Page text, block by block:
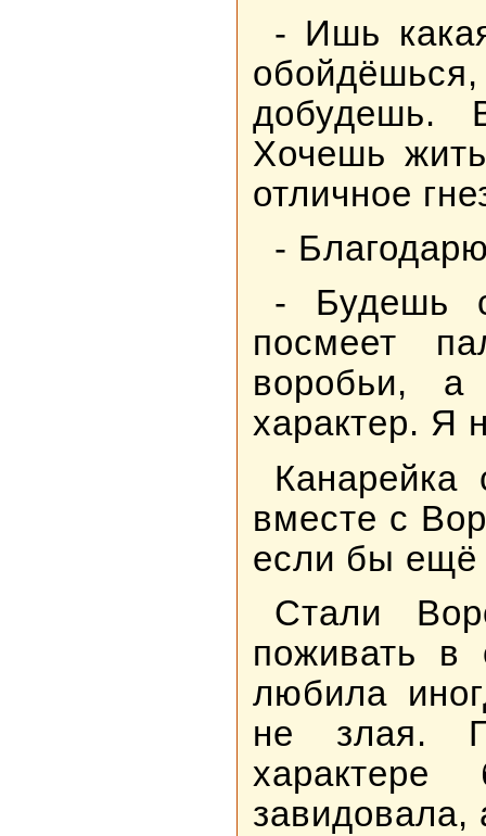
- Ишь
добудешь.
Хочешь
отличное
-
- Будешь
посмеет
воробьи,
характер. Я
Канарейка
вместе с
если бы ещё
Стали
поживать в
любила
не злая.
завидовала,